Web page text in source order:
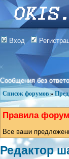
Вход
Сообщения без
Список форумов »
Правила
Все ваши
Редактор